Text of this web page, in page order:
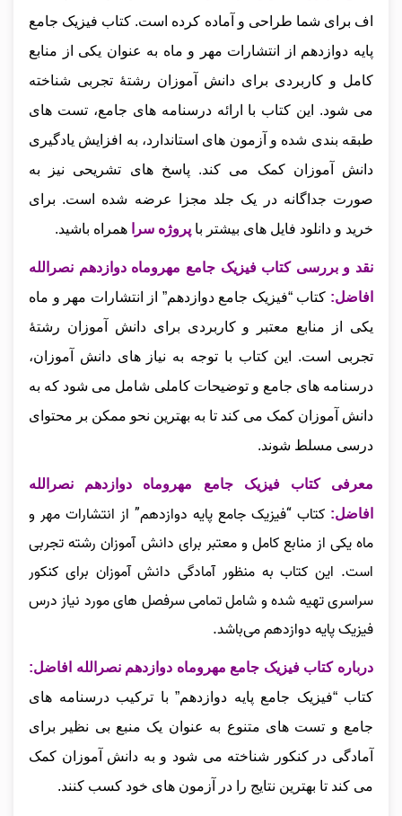
اف برای شما طراحی و آماده کرده است. کتاب فیزیک جامع
پایه دوازدهم از انتشارات مهر و ماه به عنوان یکی از منابع
کامل و کاربردی برای دانش‌ آموزان رشتهٔ تجربی شناخته
می‌ شود. این کتاب با ارائه درسنامه‌ های جامع، تست‌ های
طبقه‌ بندی شده و آزمون‌ های استاندارد، به افزایش یادگیری
دانش‌ آموزان کمک می‌ کند. پاسخ‌ های تشریحی نیز به
صورت جداگانه در یک جلد مجزا عرضه شده است. برای
خرید و دانلود فایل های بیشتر با پروژه سرا همراه باشید.
نقد و بررسی کتاب فیزیک جامع مهروماه دوازدهم نصرالله
افاضل: کتاب“فیزیک جامع دوازدهم” از انتشارات مهر و ماه
یکی از منابع معتبر و کاربردی برای دانش‌ آموزان رشتهٔ
تجربی است. این کتاب با توجه به نیاز های دانش‌ آموزان،
درسنامه‌ های جامع و توضیحات کاملی شامل می‌ شود که به
دانش‌ آموزان کمک می‌ کند تا به بهترین نحو ممکن بر محتوای
درسی مسلط شوند.
معرفی کتاب فیزیک جامع مهروماه دوازدهم نصرالله
افاضل: کتاب “فیزیک جامع پایه دوازدهم” از انتشارات مهر و
ماه یکی از منابع کامل و معتبر برای دانش‌ آموزان رشته تجربی
است. این کتاب به منظور آمادگی دانش‌ آموزان برای کنکور
سراسری تهیه شده و شامل تمامی سرفصل‌ های مورد نیاز درس
فیزیک پایه دوازدهم می‌باشد.
درباره کتاب فیزیک جامع مهروماه دوازدهم نصرالله افاضل:
کتاب “فیزیک جامع پایه دوازدهم” با ترکیب درسنامه‌ های
جامع و تست‌ های متنوع به عنوان یک منبع بی‌ نظیر برای
آمادگی در کنکور شناخته می‌ شود و به دانش‌ آموزان کمک
می‌ کند تا بهترین نتایج را در آزمون‌ های خود کسب کنند.